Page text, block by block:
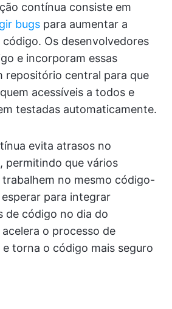
contínua consiste em
bugs para aumentar a
Os desenvolvedores
e incorporam essas
repositório central para que
acessíveis a todos e
testadas automaticamente.
evita atrasos no
permitindo que vários
no mesmo código-
para integrar
de código no dia do
o processo de
torna o código mais seguro